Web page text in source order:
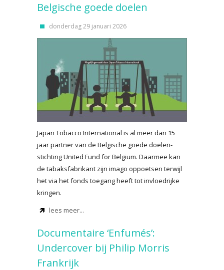
Belgische goede doelen
donderdag 29 januari 2026
Japan Tobacco International is al meer dan 15
jaar partner van de Belgische goede doelen-
stichting United Fund for Belgium. Daarmee kan
de tabaksfabrikant zijn imago oppoetsen terwijl
het via het fonds toegang heeft tot invloedrijke
kringen.
lees meer...
Documentaire ‘Enfumés’:
Undercover bij Philip Morris
Frankrijk